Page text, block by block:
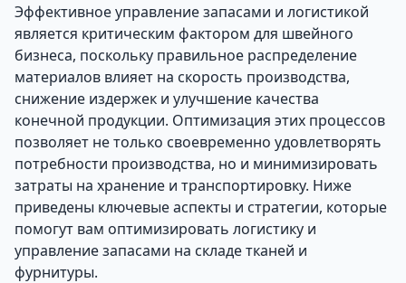
Эффективное управление запасами и логистикой
является критическим фактором для швейного
бизнеса, поскольку правильное распределение
материалов влияет на скорость производства,
снижение издержек и улучшение качества
конечной продукции. Оптимизация этих процессов
позволяет не только своевременно удовлетворять
потребности производства, но и минимизировать
затраты на хранение и транспортировку. Ниже
приведены ключевые аспекты и стратегии, которые
помогут вам оптимизировать логистику и
управление запасами на складе тканей и
фурнитуры.